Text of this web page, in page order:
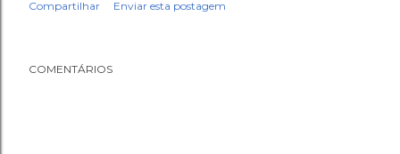
Compartilhar Enviar esta postagem
COMENTÁRIOS